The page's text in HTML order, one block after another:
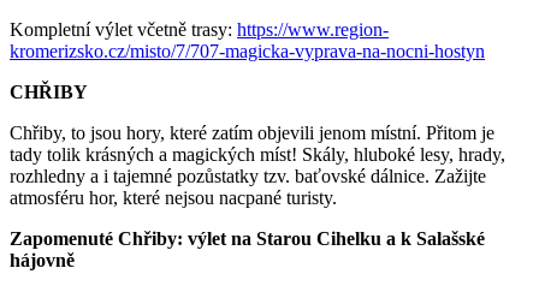
Kompletní výlet včetně trasy: https://www.region-
kromerizsko.cz/misto/7/707-magicka-vyprava-na-nocni-hostyn
CHŘIBY
Chřiby, to jsou hory, které zatím objevili jenom místní. Přitom je
tady tolik krásných a magických míst! Skály, hluboké lesy, hrady,
rozhledny a i tajemné pozůstatky tzv. baťovské dálnice. Zažijte
atmosféru hor, které nejsou nacpané turisty.
Zapomenuté Chřiby: výlet na Starou Cihelku a k Salašské
hájovně